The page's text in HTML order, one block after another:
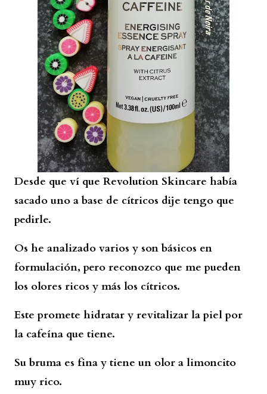
Desde que ví que Revolution Skincare había
sacado uno a base de cítricos dije tengo que
pedirle.
Os he analizado varios y son básicos en
formulación, pero reconozco que me pueden
los olores ricos y más los cítricos.
Este promete hidratar y revitalizar la piel por
la cafeína que tiene.
Su bruma es fina y tiene un olor a limoncito
muy rico.